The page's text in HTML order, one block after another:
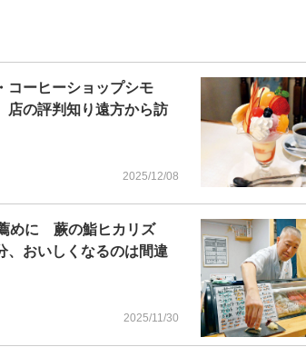
ーヒーショップシモ
の評判知り遠方から訪
2025/12/08
めに 蕨の鮨ヒカリズ
おいしくなるのは間違
2025/11/30